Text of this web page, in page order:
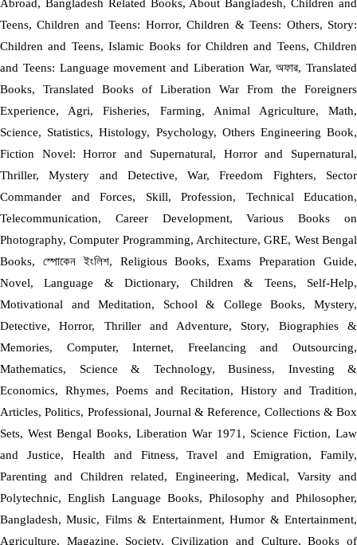
Abroad, Bangladesh Related Books, About Bangladesh, Children and
Teens, Children and Teens: Horror, Children & Teens: Others, Story:
Children and Teens, Islamic Books for Children and Teens, Children
and Teens: Language movement and Liberation War, অফার, Translated
Books, Translated Books of Liberation War From the Foreigners
Experience, Agri, Fisheries, Farming, Animal Agriculture, Math,
Science, Statistics, Histology, Psychology, Others Engineering Book,
Fiction Novel: Horror and Supernatural, Horror and Supernatural,
Thriller, Mystery and Detective, War, Freedom Fighters, Sector
Commander and Forces, Skill, Profession, Technical Education,
Telecommunication, Career Development, Various Books on
Photography, Computer Programming, Architecture, GRE, West Bengal
Books, স্পোকেন ইংলিশ, Religious Books, Exams Preparation Guide,
Novel, Language & Dictionary, Children & Teens, Self-Help,
Motivational and Meditation, School & College Books, Mystery,
Detective, Horror, Thriller and Adventure, Story, Biographies &
Memories, Computer, Internet, Freelancing and Outsourcing,
Mathematics, Science & Technology, Business, Investing &
Economics, Rhymes, Poems and Recitation, History and Tradition,
Articles, Politics, Professional, Journal & Reference, Collections & Box
Sets, West Bengal Books, Liberation War 1971, Science Fiction, Law
and Justice, Health and Fitness, Travel and Emigration, Family,
Parenting and Children related, Engineering, Medical, Varsity and
Polytechnic, English Language Books, Philosophy and Philosopher,
Bangladesh, Music, Films & Entertainment, Humor & Entertainment,
Agriculture, Magazine, Society, Civilization and Culture, Books of